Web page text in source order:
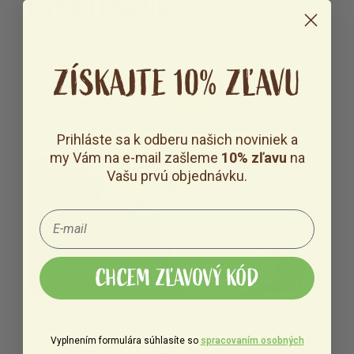
Dodá telu všetko, čo ráno potrebuje – príjemne nasýtený
Bielkoviny– pridaný mikrofiltrovaný srvátkový koncentrát
ZÍSKAJTE 10% ZĽAVU
Prihláste sa k odberu našich noviniek a
my Vám na e-mail zašleme 10% zľavu na
Vašu prvú objednávku.
CHCEM ZĽAVOVÝ KÓD
Vyplnením formulára súhlasíte so spracovaním osobných